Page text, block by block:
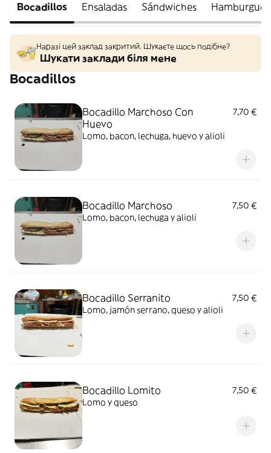
Bocadillos Ensaladas Sándwiches
Наразі цей заклад закритий. Шукаєте щось подібне?
Шукати заклади біля мене
Bocadillos
Bocadillo Marchoso Con
Huevo
7,70 €
Lomo, bacon, lechuga, huevo y alioli
Bocadillo Marchoso
7,50 €
Lomo, bacon, lechuga y alioli
Bocadillo Serranito
7,50 €
Lomo, jamón serrano, queso y alioli
Bocadillo Lomito
7,50 €
Lomo y queso